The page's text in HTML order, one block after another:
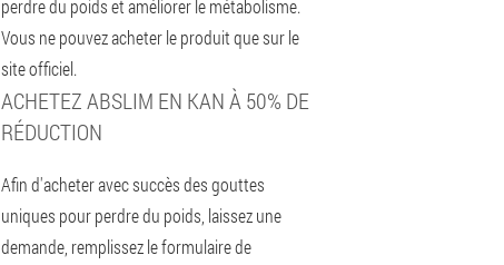
perdre du poids et améliorer le métabolisme.
Vous ne pouvez acheter le produit que sur le
site officiel.
ACHETEZ ABSLIM EN KAN À 50% DE
RÉDUCTION
Afin d'acheter avec succès des gouttes
uniques pour perdre du poids, laissez une
demande, remplissez le formulaire de